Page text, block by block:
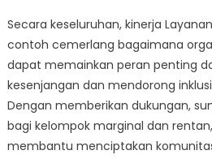
Secara keseluruhan, kinerja
contoh cemerlang bagaimana
dapat memainkan peran penting
kesenjangan dan mendorong
Dengan memberikan dukungan,
bagi kelompok marginal dan
membantu menciptakan